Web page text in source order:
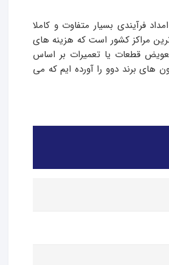
فرآیندی بسیار متفاوت و کاملا
مراکز کشور است که هزینه های
قطعات یا تعمیرات بر اساس
های برند دوو را آورده ایم که می